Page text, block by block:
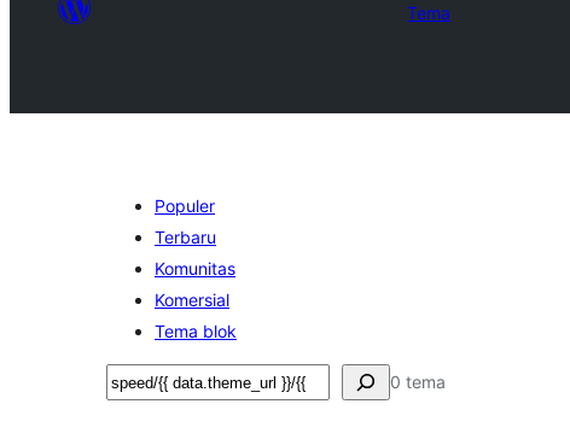
Tema
Populer
Terbaru
Komunitas
Komersial
Tema blok
Cari 0 tema